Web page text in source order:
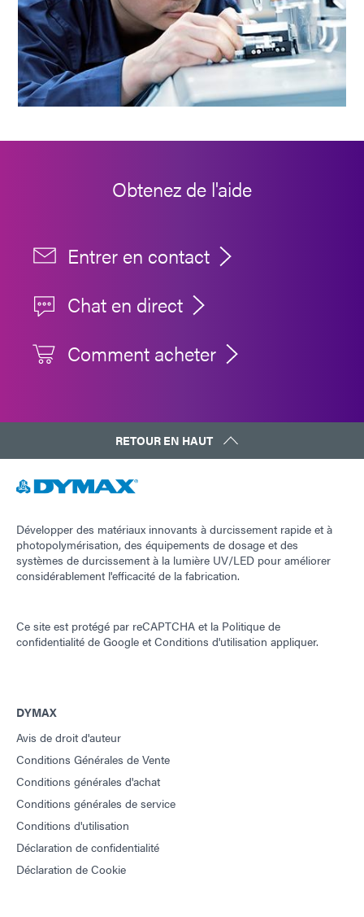
Obtenez de l'aide
Entrer en contact
Chat en direct
Comment acheter
RETOUR EN HAUT
Développer des matériaux innovants à durcissement rapide et à
photopolymérisation, des équipements de dosage et des
systèmes de durcissement à la lumière UV/LED pour améliorer
considérablement l'efficacité de la fabrication.
Ce site est protégé par reCAPTCHA et la Politique de
confidentialité de Google etConditions d'utilisation appliquer.
DYMAX
Avis de droit d'auteur
Conditions Générales de Vente
Conditions générales d'achat
Conditions générales de service
Conditions d'utilisation
Déclaration de confidentialité
Déclaration de Cookie